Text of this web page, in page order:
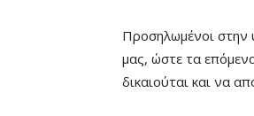
Προσηλωμένοι στην
μας, ώστε τα
δικαιούται και να